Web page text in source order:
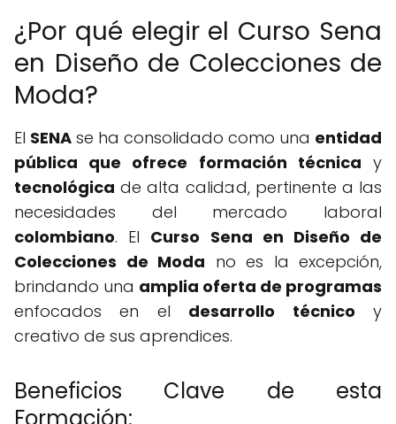
¿Por qué elegir el Curso Sena
en Diseño de Colecciones de
Moda?
El SENA se ha consolidado como una entidad
pública que ofrece formación técnica y
tecnológica de alta calidad, pertinente a las
necesidades del mercado laboral
colombiano. El Curso Sena en Diseño de
Colecciones de Moda no es la excepción,
brindando una amplia oferta de programas
enfocados en el desarrollo técnico y
creativo de sus aprendices.
Beneficios Clave de esta
Formación: